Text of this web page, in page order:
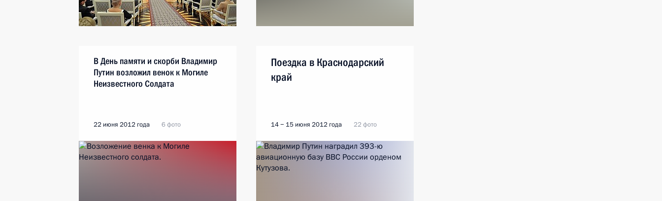
В День памяти и скорби Владимир
Путин возложил венок к Могиле
Неизвестного Солдата
22 июня 2012 года 6 фото
Поездка в Краснодарский
край
14 − 15 июня 2012 года 22 фото